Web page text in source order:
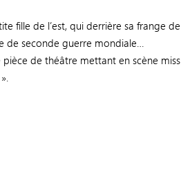
fille de l’est, qui derrière sa frange de
seconde guerre mondiale…
de théâtre mettant en scène miss